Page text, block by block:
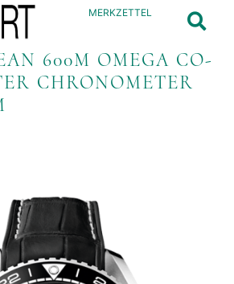
MERKZETTEL
600M OMEGA CO-
CHRONOMETER